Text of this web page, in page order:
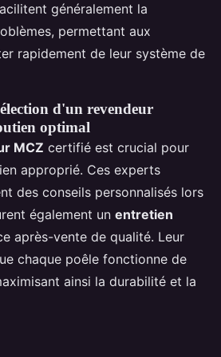
généralement la
permettant aux
rapidement de leur système de
d'un revendeur
optimal
MCZ certifié est crucial pour
approprié. Ces experts
des conseils personnalisés lors
également un entretien
après-vente de qualité. Leur
chaque poêle fonctionne de
ainsi la durabilité et la